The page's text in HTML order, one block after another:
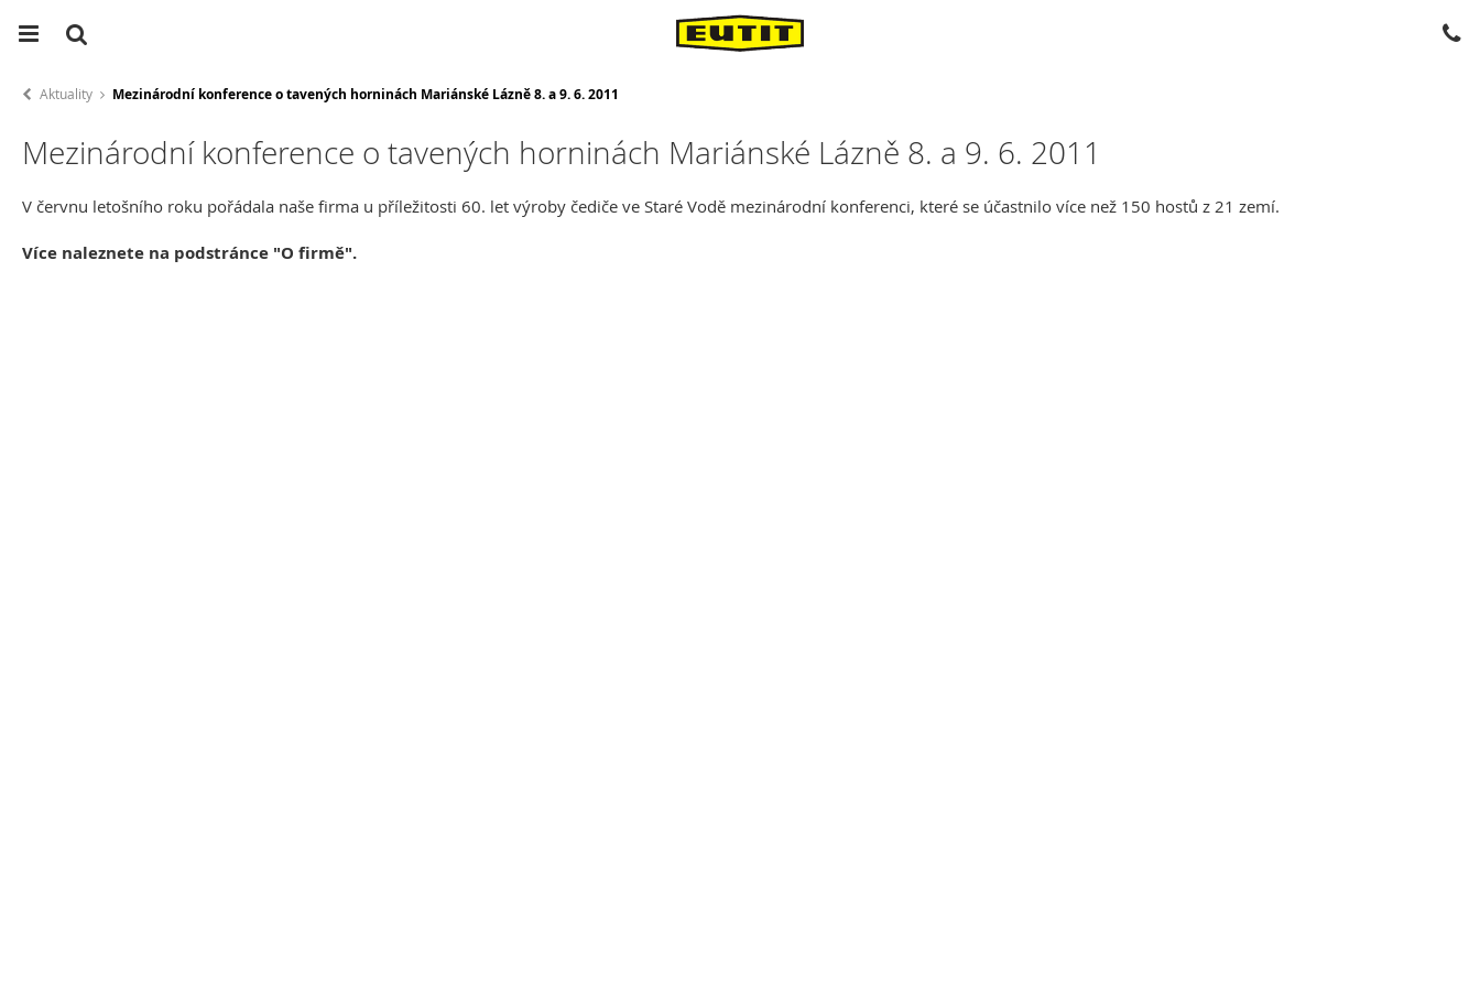
Aktuality Mezinárodní konference o tavených horninách Mariánské Lázně 8. a 9. 6. 2011
Mezinárodní konference o tavených horninách Mariánské Lázně 8. a 9. 6. 2011
V červnu letošního roku pořádala naše firma u příležitosti 60. let výroby čediče ve Staré Vodě mezinárodní konferenci, které se účastnilo více než 150 hostů z 21 zemí.
Více naleznete na podstránce "O firmě".